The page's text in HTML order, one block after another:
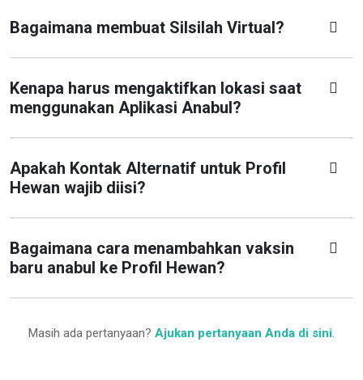
Bagaimana membuat Silsilah Virtual?
Kenapa harus mengaktifkan lokasi saat
menggunakan Aplikasi Anabul?
Apakah Kontak Alternatif untuk Profil
Hewan wajib diisi?
Bagaimana cara menambahkan vaksin
baru anabul ke Profil Hewan?
Masih ada pertanyaan? Ajukan pertanyaan Anda di sini.